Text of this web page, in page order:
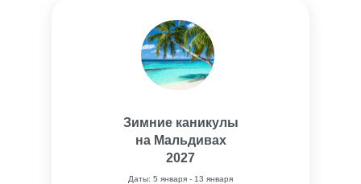
Даты: 5 января - 13 января
Зимние каникулы
на Мальдивах
2027